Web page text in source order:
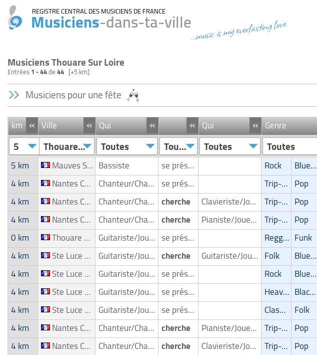
REGISTRE CENTRAL DES MUSICIENS DE FRANCE
Musiciens-dans-ta-ville...music is my everlasting love
Musiciens Thouare Sur Loire
Entrées1 - 44de44 [+5 km]
Musiciens pour une fête
km « Ville « Qui « « Qui « Genre
5 Thouare Sur Loire Toutes Toutes Toutes Toutes
5 km Mauves Sur Loire Bassiste se présente Rock Blues/Swing
4 km Nantes Cheques Chanteur/Chanteuse se présente Trip-Hop Pop
4 km Nantes Cheques Chanteur/Chanteuse cherche Clavieriste/Joueur de clavier/Keyboardiste Trip-Hop Pop
4 km Nantes Cheques Chanteur/Chanteuse cherche Pianiste/Joueur de piano Trip-Hop Pop
0 km Thouare Sur Loire Guitariste/Joueur de guitare se présente Reggae/Ragga/Dub Funk
4 km Ste Luce Sur Loire Guitariste/Joueur de guitare cherche Guitariste/Joueur de guitare Folk Blues/Swing
4 km Ste Luce Sur Loire Guitariste/Joueur de guitare se présente Rock Blues/Swing
4 km Ste Luce Sur Loire Guitariste/Joueur de guitare se présente Heavy-Metal Blackmetal/Deathmetal
4 km Ste Luce Sur Loire Guitariste/Joueur de guitare se présente Classic Folk
4 km Nantes Cheques Chanteur/Chanteuse cherche Pianiste/Joueur de piano Trip-Hop Pop
4 km Nantes Cheques Chanteur/Chanteuse cherche Clavieriste/Joueur de clavier/Keyboardiste Trip-Hop Pop